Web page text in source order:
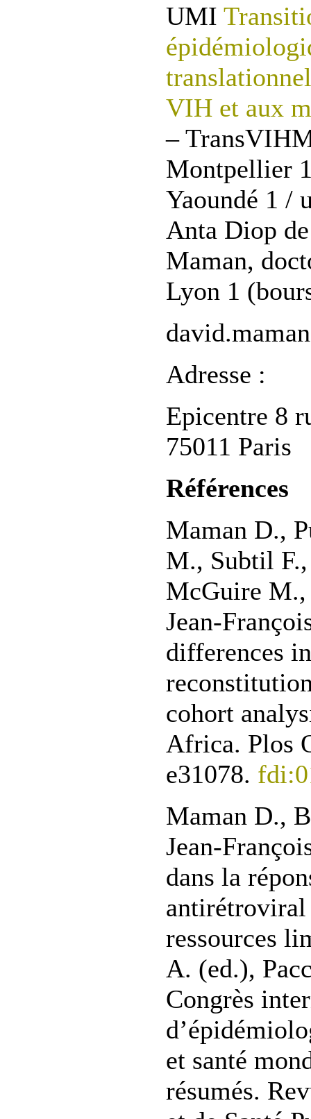
UMI
VIH et aux
–
Montpellier
Yaoundé 1 /
Anta Diop
Maman,
Lyon 1
Adresse :
Epicentre 8
75011 Paris
Références
Maman D.,
M., Subtil
McGuire M.,
Jean-
differences
cohort
Africa. Plos
e31078.
Maman D.,
Jean-
dans la
antirétroviral
ressources
A. (ed.),
Congrès
et santé
résumés.